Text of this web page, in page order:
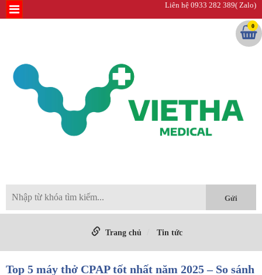
Liên hệ 0933 282 389( Zalo)
0
Trang chủ Tin tức
Top 5 máy thở CPAP tốt nhất năm 2025 – So sánh